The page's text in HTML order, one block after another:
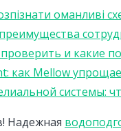
оманливі
и какие
как Mellow
системы:
Надежная